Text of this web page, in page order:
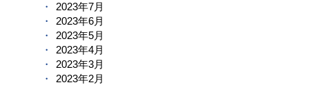
2023年7月
2023年6月
2023年5月
2023年4月
2023年3月
2023年2月